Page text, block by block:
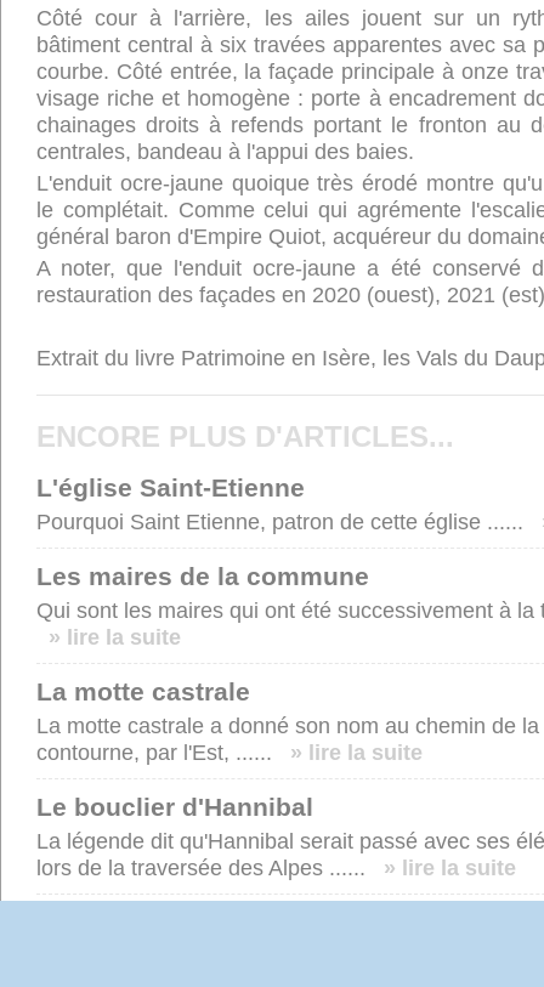
Côté cour à l'arrière, les ailes jouent sur un
bâtiment central à six travées apparentes avec sa
courbe. Côté entrée, la façade principale à onze
visage riche et homogène : porte à encadrement
chainages droits à refends portant le fronton au
centrales, bandeau à l'appui des baies.
L'enduit ocre-jaune quoique très érodé montre
le complétait. Comme celui qui agrémente
général baron d'Empire Quiot, acquéreur du
A noter, que l'enduit ocre-jaune a été conservé
restauration des façades en 2020 (ouest), 2021
Extrait du livre Patrimoine en Isère, les Vals du
ENCORE PLUS D'ARTICLES...
L'église Saint-Etienne
Pourquoi Saint Etienne, patron de cette église ......
Les maires de la commune
Qui sont les maires qui ont été successivement à
» lire la suite
La motte castrale
La motte castrale a donné son nom au chemin de
contourne, par l'Est, ......
» lire la suite
Le bouclier d'Hannibal
La légende dit qu'Hannibal serait passé avec ses
lors de la traversée des Alpes ......
» lire la suite